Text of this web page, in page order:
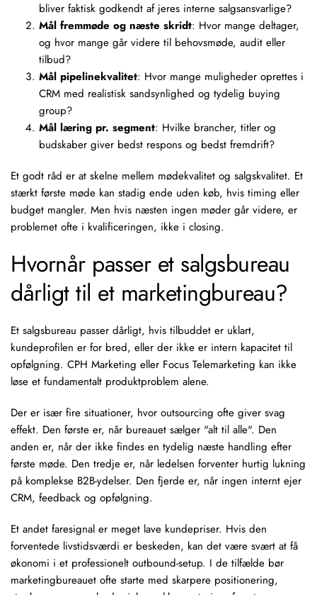
bliver faktisk godkendt af jeres interne salgsansvarlige?
Mål fremmøde og næste skridt: Hvor mange deltager,
og hvor mange går videre til behovsmøde, audit eller
tilbud?
Mål pipelinekvalitet: Hvor mange muligheder oprettes i
CRM med realistisk sandsynlighed og tydelig buying
group?
Mål læring pr. segment: Hvilke brancher, titler og
budskaber giver bedst respons og bedst fremdrift?
Et godt råd er at skelne mellem mødekvalitet og salgskvalitet. Et
stærkt første møde kan stadig ende uden køb, hvis timing eller
budget mangler. Men hvis næsten ingen møder går videre, er
problemet ofte i kvalificeringen, ikke i closing.
Hvornår passer et salgsbureau
dårligt til et marketingbureau?
Et salgsbureau passer dårligt, hvis tilbuddet er uklart,
kundeprofilen er for bred, eller der ikke er intern kapacitet til
opfølgning. CPH Marketing eller Focus Telemarketing kan ikke
løse et fundamentalt produktproblem alene.
Der er især fire situationer, hvor outsourcing ofte giver svag
effekt. Den første er, når bureauet sælger "alt til alle". Den
anden er, når der ikke findes en tydelig næste handling efter
første møde. Den tredje er, når ledelsen forventer hurtig lukning
på komplekse B2B-ydelser. Den fjerde er, når ingen internt ejer
CRM, feedback og opfølgning.
Et andet faresignal er meget lave kundepriser. Hvis den
forventede livstidsværdi er beskeden, kan det være svært at få
økonomi i et professionelt outbound-setup. I de tilfælde bør
marketingbureauet ofte starte med skarpere positionering,